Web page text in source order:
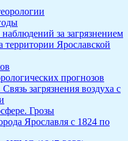
за загрязнением
Ярославской
прогнозов
загрязнения воздуха с
Грозы
Ярославля с 1824 по